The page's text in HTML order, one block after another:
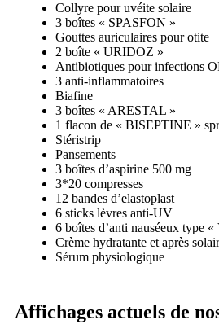
Collyre pour uvéite solaire
3 boîtes « SPASFON »
Gouttes auriculaires pour otite
2 boîte « URIDOZ »
Antibiotiques pour infections
3 anti-inflammatoires
Biafine
3 boîtes « ARESTAL »
1 flacon de « BISEPTINE »
Stéristrip
Pansements
3 boîtes d’aspirine 500 mg
3*20 compresses
12 bandes d’elastoplast
6 sticks lèvres anti-UV
6 boîtes d’anti nauséeux type
Crème hydratante et après
Sérum physiologique
Affichages actuels de